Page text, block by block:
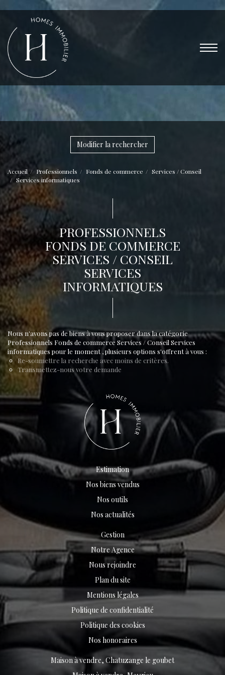
Modifier la rechercher
Accueil Professionnels Fonds de commerce
Services / Conseil
Services informatiques
PROFESSIONNELS
FONDS DE COMMERCE
SERVICES / CONSEIL
SERVICES
INFORMATIQUES
Nous n'avons pas de biens à vous proposer dans la catégorie
Professionnels Fonds de commerce Services / Conseil Services
informatiques pour le moment , plusieurs options s'offrent à vous :
Re-soumettre la recherche avec moins de critères.
Transmettez-nous votre demande
Estimation
Nos biens vendus
Nos outils
Nos actualités
Gestion
Notre Agence
Nous rejoindre
Plan du site
Mentions légales
Politique de confidentialité
Politique des cookies
Nos honoraires
Maison à vendre, Chatuzange le goubet